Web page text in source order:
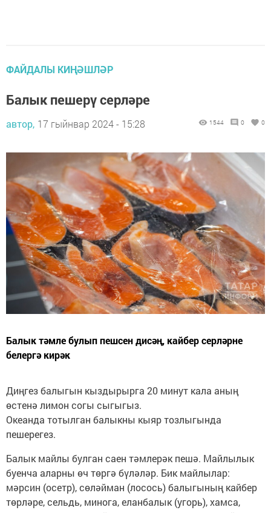
ФАЙДАЛЫ КИҢӘШЛӘР
Балык пешерү серләре
автор, 17 гыйнвар 2024 - 15:28 1544 0 0
Балык тәмле булып пешсен дисәң, кайбер серләрне
белергә кирәк
Диңгез балыгын кыздырырга 20 минут кала аның
өстенә лимон согы сыгыгыз.
Океанда тотылган балыкны кыяр тозлыгында
пешерегез.
Балык майлы булган саен тәмлерәк пешә. Майлылык
буенча аларны өч төргә бүләләр. Бик майлылар:
мәрсин (осетр), сөләйман (лосось) балыгының кайбер
төрләре, сельдь, минога, еланбалык (угорь), хамса,